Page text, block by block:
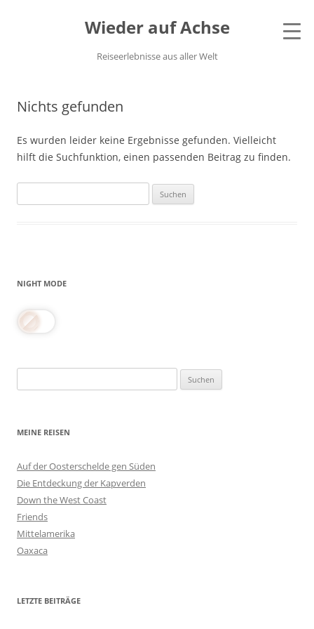
Wieder auf Achse
Reiseerlebnisse aus aller Welt
Nichts gefunden
Es wurden leider keine Ergebnisse gefunden. Vielleicht
hilft die Suchfunktion, einen passenden Beitrag zu finden.
nach:
NIGHT MODE
nach:
MEINE REISEN
Auf der Oosterschelde gen Süden
Die Entdeckung der Kapverden
Down the West Coast
Friends
Mittelamerika
Oaxaca
LETZTE BEITRÄGE